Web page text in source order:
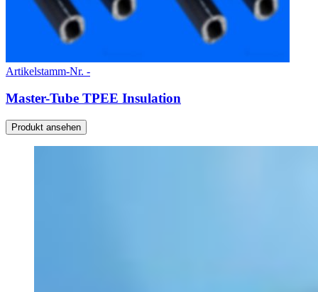
Artikelstamm-Nr. -
Master-Tube TPEE Insulation
Produkt ansehen